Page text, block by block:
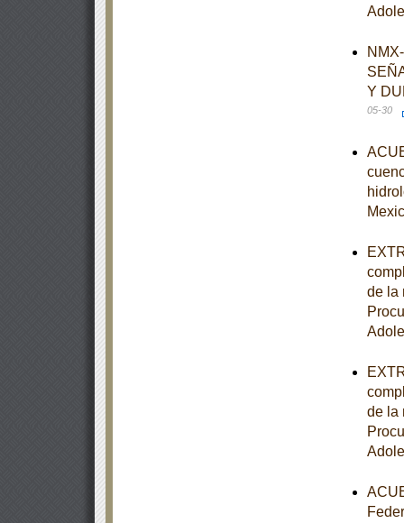
Y
05-30
de la
de la